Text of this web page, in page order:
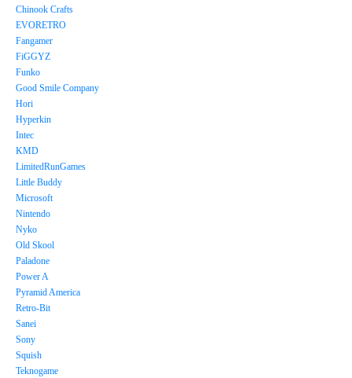
Chinook Crafts
EVORETRO
Fangamer
FiGGYZ
Funko
Good Smile Company
Hori
Hyperkin
Intec
KMD
LimitedRunGames
Little Buddy
Microsoft
Nintendo
Nyko
Old Skool
Paladone
Power A
Pyramid America
Retro-Bit
Sanei
Sony
Squish
Teknogame